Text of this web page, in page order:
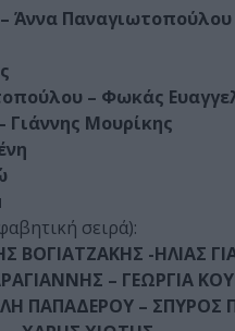
Άννα Παναγιωτοπούλου
– Φωκάς
Γιάννης Μουρίκης
σειρά):
ΒΟΓΙΑΤΖΑΚΗΣ -
– ΓΕΩΡΓΙΑ
ΠΑΠΑΔΕΡΟΥ –